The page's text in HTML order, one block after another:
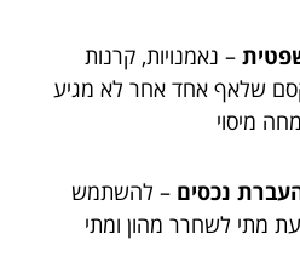
– נאמנויות, קרנות
שלאף אחד אחר לא מגיע
מיסוי
נכסים – להשתמש
מתי לשחרר מהון ומתי